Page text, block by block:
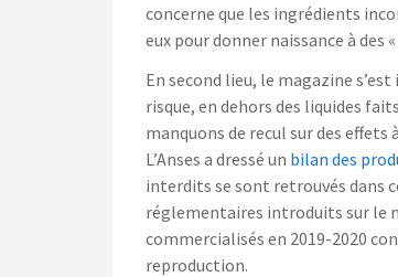
concerne que les ingrédients
eux pour donner naissance à
En second lieu, le magazine
risque, en dehors des liquides
manquons de recul sur des effets
L’Anses a dressé un bilan des
interdits se sont retrouvés dans
réglementaires introduits sur le
commercialisés en 2019-2020
reproduction.